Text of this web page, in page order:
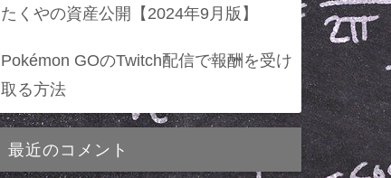
たくやの資産公開【2024年9月版】
Pokémon GOのTwitch配信で報酬を受け
取る方法
最近のコメント